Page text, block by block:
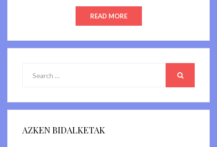
READ MORE
AZKEN BIDALKETAK